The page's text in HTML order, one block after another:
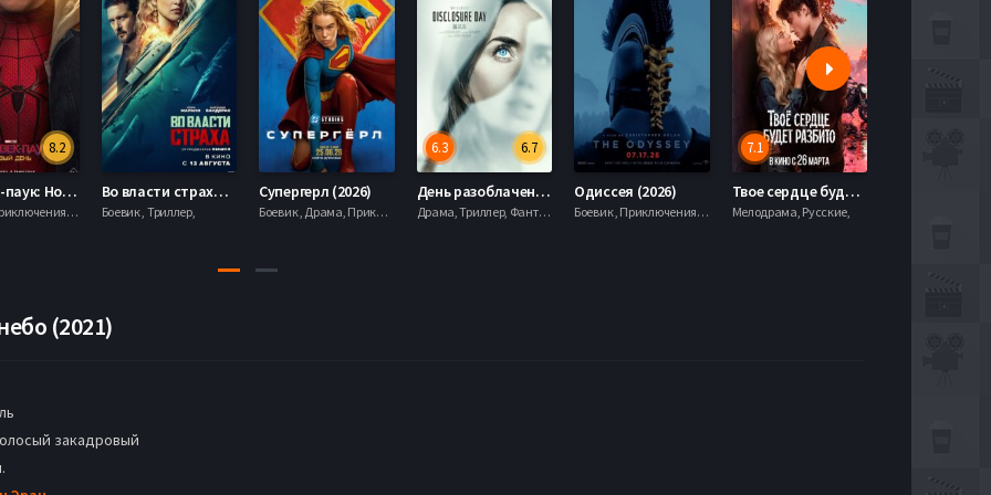
8.2
Человек-паук: Новый день (2026)
Боевик , Приключения, Фантастика, Фэнтези,
Во власти страха (2026)
Боевик , Триллер,
Супергерл (2026)
Боевик , Драма, Приключения, Фантастика,
6.7
6.3
День разоблачения (2026)
Драма, Триллер, Фантастика,
Одиссея (2026)
Боевик , Приключения, Фэнтези,
7.1
Твое сердце будет разбито (2026)
Мелодрама, Русские,
(2021)
закадровый